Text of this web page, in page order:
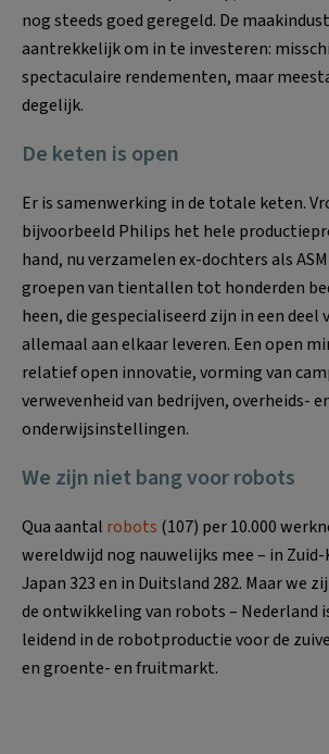
nog steeds goed geregeld. De
aantrekkelijk om in te investeren:
spectaculaire rendementen, maar
degelijk.
De keten is open
Er is samenwerking in de totale keten.
bijvoorbeeld Philips het hele
hand, nu verzamelen ex-dochters als
groepen van tientallen tot honderden
heen, die gespecialiseerd zijn in een deel
allemaal aan elkaar leveren. Een open
relatief open innovatie, vorming van
verwevenheid van bedrijven, overheids-
onderwijsinstellingen.
We zijn niet bang voor robots
Qua aantal robots (107) per 10.000
wereldwijd nog nauwelijks mee – in Zuid-
Japan 323 en in Duitsland 282. Maar we
de ontwikkeling van robots – Nederland
leidend in de robotproductie voor de
en groente- en fruitmarkt.